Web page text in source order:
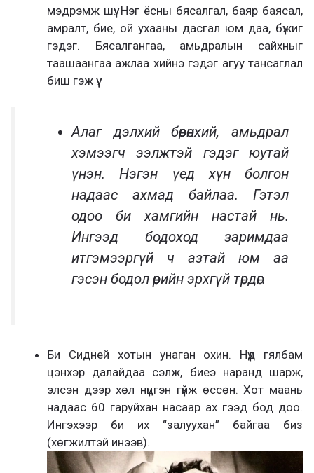
мэдрэмж шүү. Нэг ёсны бясалгал, баяр баясал,
амралт, бие, ой ухааны дасгал юм даа, бүжиг
гэдэг. Бясалгангаа, амьдралын сайхныг
таашаангаа ажлаа хийнэ гэдэг агуу тансаглал
биш гэж үү.
Алаг дэлхий бөөрөнхий, амьдрал
хэмээгч ээлжтэй гэдэг юутай
үнэн. Нэгэн үед хүн болгон
надаас ахмад байлаа. Гэтэл
одоо би хамгийн настай нь.
Ингээд бодоход заримдаа
итгэмээргүй ч азтай юм аа
гэсэн бодол өөрийн эрхгүй төрдөг.
Би Сидней хотын унаган охин. Нүд гялбам
цэнхэр далайдаа сэлж, биеэ наранд шарж,
элсэн дээр хөл нүцгэн гүйж өссөн. Хот маань
надаас 60 гаруйхан насаар ах гээд бод доо.
Ингэхээр би их “залуухан” байгаа биз
(хөгжилтэй инээв).